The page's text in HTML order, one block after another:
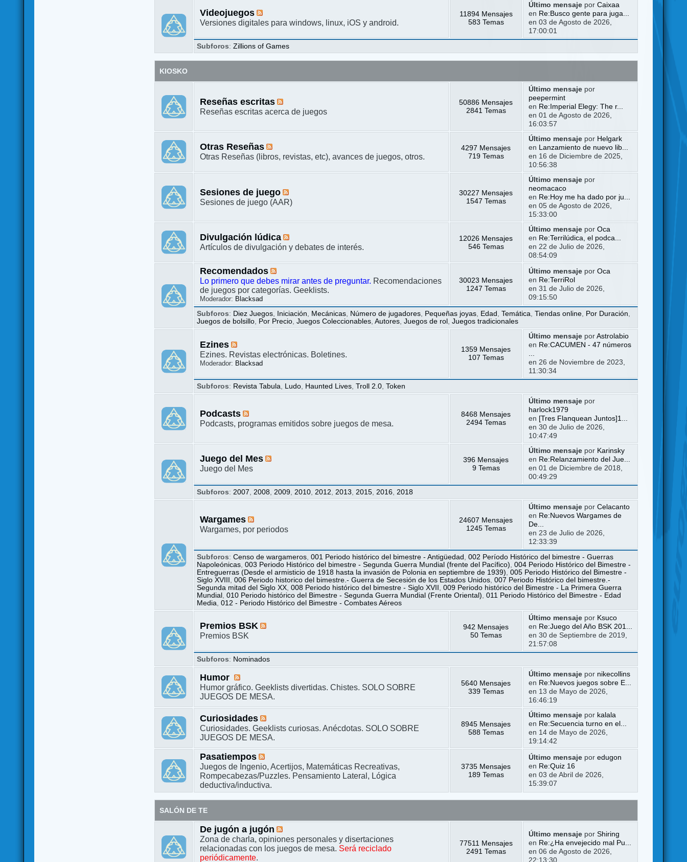
Videojuegos
Versiones digitales para windows, linux, iOS y android.
11894 Mensajes
583 Temas
Último mensajepor Caixaa
en Re:Busco gente para juga...
en 03 de Agosto de 2026,
17:00:01
Subforos:Zillions of Games
KIOSKO
Reseñas escritas
Reseñas escritas acerca de juegos
50886 Mensajes
2841 Temas
Último mensajepor
peepermint
en Re:Imperial Elegy: The r...
en 01 de Agosto de 2026,
16:03:57
Otras Reseñas
Otras Reseñas (libros, revistas, etc), avances de juegos, otros.
4297 Mensajes
719 Temas
Último mensajepor Helgark
en
Lanzamiento de nuevo lib...
en 16 de Diciembre de 2025,
10:56:38
Sesiones de juego
Sesiones de juego (AAR)
30227 Mensajes
1547 Temas
Último mensajepor
neomacaco
en Re:Hoy me ha dado por ju...
en 05 de Agosto de 2026,
15:33:00
Divulgación lúdica
Artículos de divulgación y debates de interés.
12026 Mensajes
546 Temas
Último mensajepor Oca
en Re:Terrilúdica, el podca...
en 22 de Julio de 2026,
08:54:09
Recomendados
Lo primero que debes mirar antes de preguntar. Recomendaciones
de juegos por categorías. Geeklists.
Moderador: Blacksad
30023 Mensajes
1247 Temas
Último mensajepor Oca
en Re:TerriRol
en 31 de Julio de 2026,
09:15:50
Subforos: Diez Juegos Iniciación Mecánicas Número de jugadores Pequeñas joyas Edad ,Temática ,Tiendas online Por Duración
Juegos de bolsillo
Por Precio ,Juegos Coleccionables ,Autores ,Juegos de rol ,Juegos tradicionales
Ezines
Ezines. Revistas electrónicas. Boletines.
Moderador: Blacksad
1359 Mensajes
107 Temas
Último mensajepor Astrolabio
en Re:CACUMEN - 47 números
en 26 de Noviembre de 2023,
11:30:34
Subforos: Revista Tabula Ludo Haunted Lives ,Troll 2.0 ,Token
Podcasts
Podcasts, programas emitidos sobre juegos de mesa.
8468 Mensajes
2494 Temas
Último mensajepor
harlock1979
en [Tres Flanquean Juntos]1...
en 30 de Julio de 2026,
10:47:49
Juego del Mes
Juego del Mes
396 Mensajes
9 Temas
Último mensajepor Karinsky
en Re:Relanzamiento del Jue...
en 01 de Diciembre de 2018,
00:49:29
Subforos: 2007 2008 2009 2010 2012 2013 2015 2016 2018
Wargames
Wargames, por periodos
24607 Mensajes
1245 Temas
Último mensajepor Celacanto
en Re:Nuevos Wargames de
De...
en 23 de Julio de 2026,
12:33:39
Subforos:Censo de wargameros ,001 Periodo histórico del bimestre - Antigüedad ,002 Período Histórico del bimestre - Guerras
Napoleónicas ,003 Periodo Histórico del bimestre - Segunda Guerra Mundial (frente del Pacífico) ,004 Periodo Histórico del Bimestre -
Entreguerras (Desde el armisticio de 1918 hasta la invasión de Polonia en septiembre de 1939) ,005 Periodo Histórico del Bimestre -
Siglo XVIII
,006 Periodo historico del bimestre.- Guerra de Secesión de los Estados Unidos ,007 Periodo Histórico del bimestre.-
Segunda mitad del Siglo XX ,008 Periodo histórico del bimestre - Siglo XVII ,009 Periodo histórico del Bimestre - La Primera Guerra
Mundial
,010 Periodo histórico del Bimestre - Segunda Guerra Mundial (Frente Oriental) ,011 Periodo Histórico del Bimestre - Edad
Media ,012 - Periodo Histórico del Bimestre - Combates Aéreos
Premios BSK
Premios BSK
942 Mensajes
50 Temas
Último mensajepor Ksuco
en Re:Juego del Año BSK 201...
en 30 de Septiembre de 2019,
21:57:08
Subforos: Nominados
Humor
Humor gráfico. Geeklists divertidas. Chistes. SOLO SOBRE
JUEGOS DE MESA.
5640 Mensajes
339 Temas
Último mensajepor nikecollins
en Re:Nuevos juegos sobre E...
en 13 de Mayo de 2026,
16:46:19
Curiosidades
Curiosidades. Geeklists curiosas. Anécdotas. SOLO SOBRE
JUEGOS DE MESA.
8945 Mensajes
588 Temas
Último mensajepor kalala
en Re:Secuencia turno en el...
en 14 de Mayo de 2026,
19:14:42
Pasatiempos
Juegos de Ingenio, Acertijos, Matemáticas Recreativas,
Rompecabezas/Puzzles. Pensamiento Lateral, Lógica
deductiva/inductiva.
3735 Mensajes
189 Temas
Último mensajepor edugon
en Re:Quiz 16
en 03 de Abril de 2026,
15:39:07
SALÓN DE TE
De jugón a jugón
Zona de charla, opiniones personales y disertaciones
relacionadas con los juegos de mesa. Será reciclado
periódicamente.
77511 Mensajes
2491 Temas
Último mensajepor Shiring
en Re:¿Ha envejecido mal Pu...
en 06 de Agosto de 2026,
22:13:30